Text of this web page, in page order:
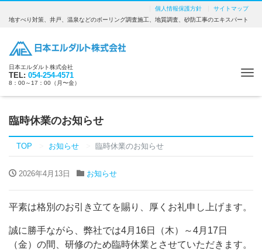
個人情報保護方針
サイトマップ
地すべり対策、井戸、温泉などのボーリング調査施工、地質調査、砂防工事のエキスパート
日本エルダルト株式会社
TEL: 054-254-4571
8：00～17：00（月〜金）
臨時休業のお知らせ
TOP お知らせ 臨時休業のお知らせ
2026年4月13日 お知らせ
平素は格別のお引き立てを賜り、厚くお礼申し上げます。
誠に勝手ながら、弊社では4月16日（木）～4月17日
（金）の間、研修のため臨時休業とさせていただきます。